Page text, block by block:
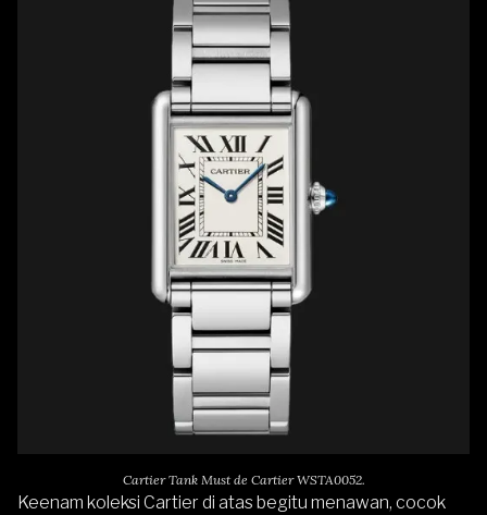
Cartier Tank Must de Cartier WSTA0052.
Keenam koleksi Cartier di atas begitu menawan, cocok